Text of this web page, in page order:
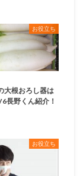
お役立ち
大根おろし器は
長野くん紹介！
お役立ち